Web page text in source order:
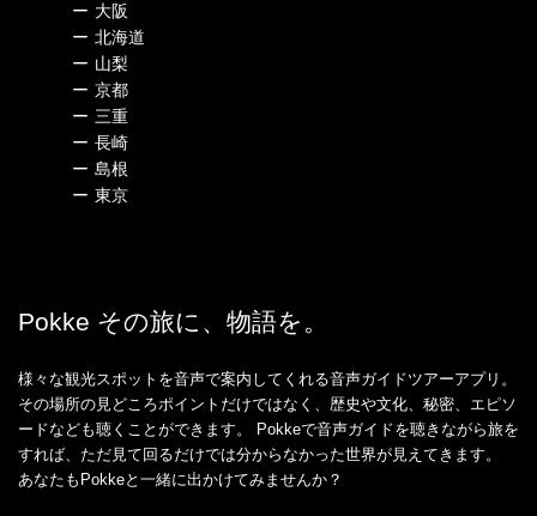
ー 大阪
ー 北海道
ー 山梨
ー 京都
ー 三重
ー 長崎
ー 島根
ー 東京
Pokke その旅に、物語を。
様々な観光スポットを音声で案内してくれる音声ガイドツアーアプリ。
その場所の見どころポイントだけではなく、歴史や文化、秘密、エピソ
ードなども聴くことができます。 Pokkeで音声ガイドを聴きながら旅を
すれば、ただ見て回るだけでは分からなかった世界が見えてきます。
あなたもPokkeと一緒に出かけてみませんか？